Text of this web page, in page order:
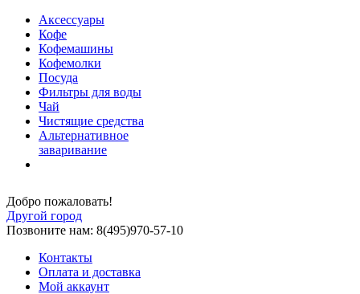
Аксессуары
Кофе
Кофемашины
Кофемолки
Посуда
Фильтры для воды
Чай
Чистящие средства
Альтернативное
заваривание
Добро пожаловать!
Другой город
Позвоните нам: 8(495)970-57-10
Контакты
Оплата и доставка
Мой аккаунт